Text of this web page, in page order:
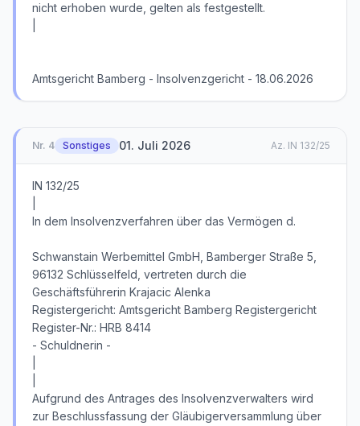
nicht erhoben wurde, gelten als festgestellt.
Amtsgericht Bamberg - Insolvenzgericht - 18.06.2026
Nr. 4 Sonstiges 01. Juli 2026 Az. IN 132/25
IN 132/25
In dem Insolvenzverfahren über das Vermögen d.
Schwanstain Werbemittel GmbH, Bamberger Straße 5,
96132 Schlüsselfeld, vertreten durch die
Geschäftsführerin Krajacic Alenka
Registergericht: Amtsgericht Bamberg Registergericht
Register-Nr.: HRB 8414
- Schuldnerin -
Aufgrund des Antrages des Insolvenzverwalters wird
zur Beschlussfassung der Gläubigerversammlung über